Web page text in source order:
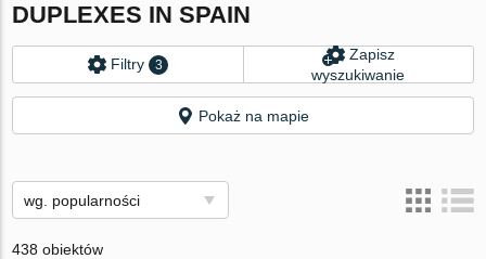
DUPLEXES IN SPAIN
Filtry 3
Zapisz
wyszukiwanie
Pokaż na mapie
wg. popularności
438 obiektów